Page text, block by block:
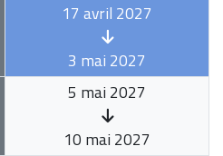
17 avril 2027
3 mai 2027
5 mai 2027
10 mai 2027